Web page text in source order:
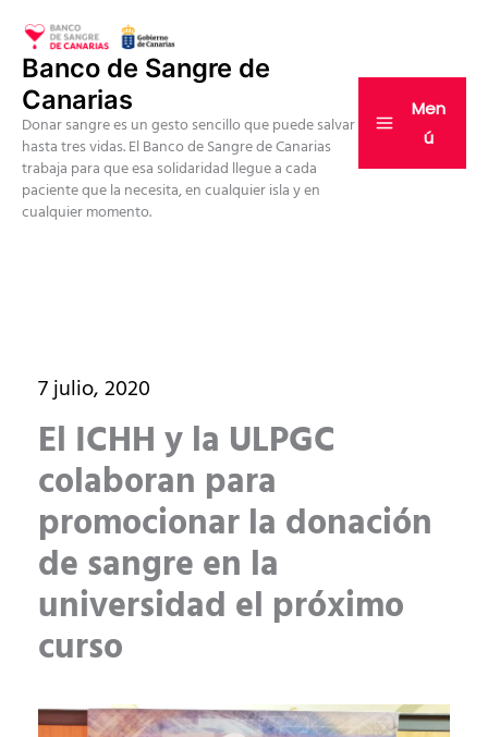
contenido
Banco de Sangre de
Canarias
Donar sangre es un gesto sencillo que puede salvar
hasta tres vidas. El Banco de Sangre de Canarias
trabaja para que esa solidaridad llegue a cada
paciente que la necesita, en cualquier isla y en
cualquier momento.
Men
ú
7 julio, 2020
El ICHH y la ULPGC
colaboran para
promocionar la donación
de sangre en la
universidad el próximo
curso